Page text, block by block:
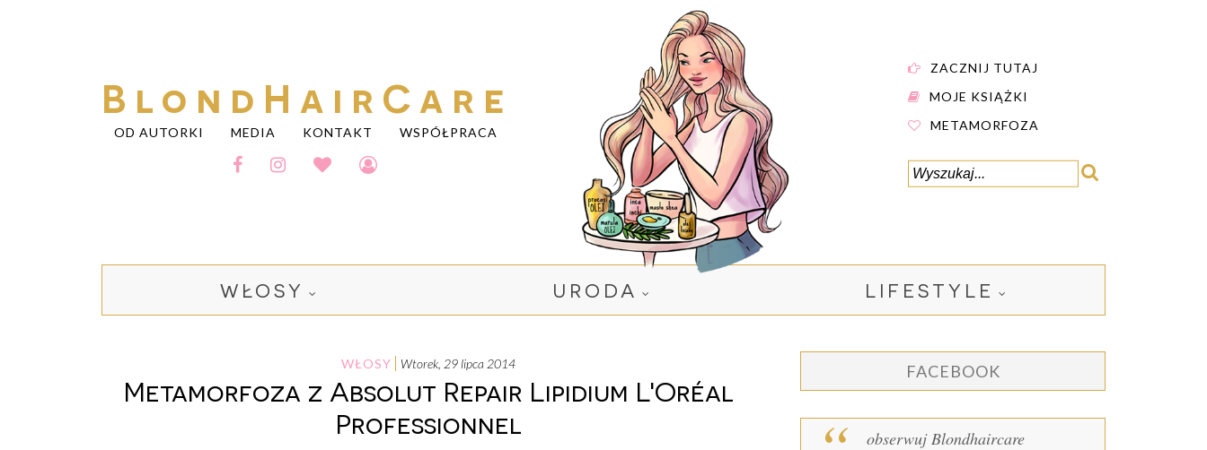
BlondHairCare
OD AUTORKI MEDIA KONTAKT WSPÓŁPRACA
ZACZNIJ TUTAJ
MOJE KSIĄŻKI
METAMORFOZA
WŁOSY URODA LIFESTYLE
WŁOSY wtorek, 29 lipca 2014
Metamorfoza z Absolut Repair Lipidium L'Oréal
Professionnel
FACEBOOK
obserwuj Blondhaircare